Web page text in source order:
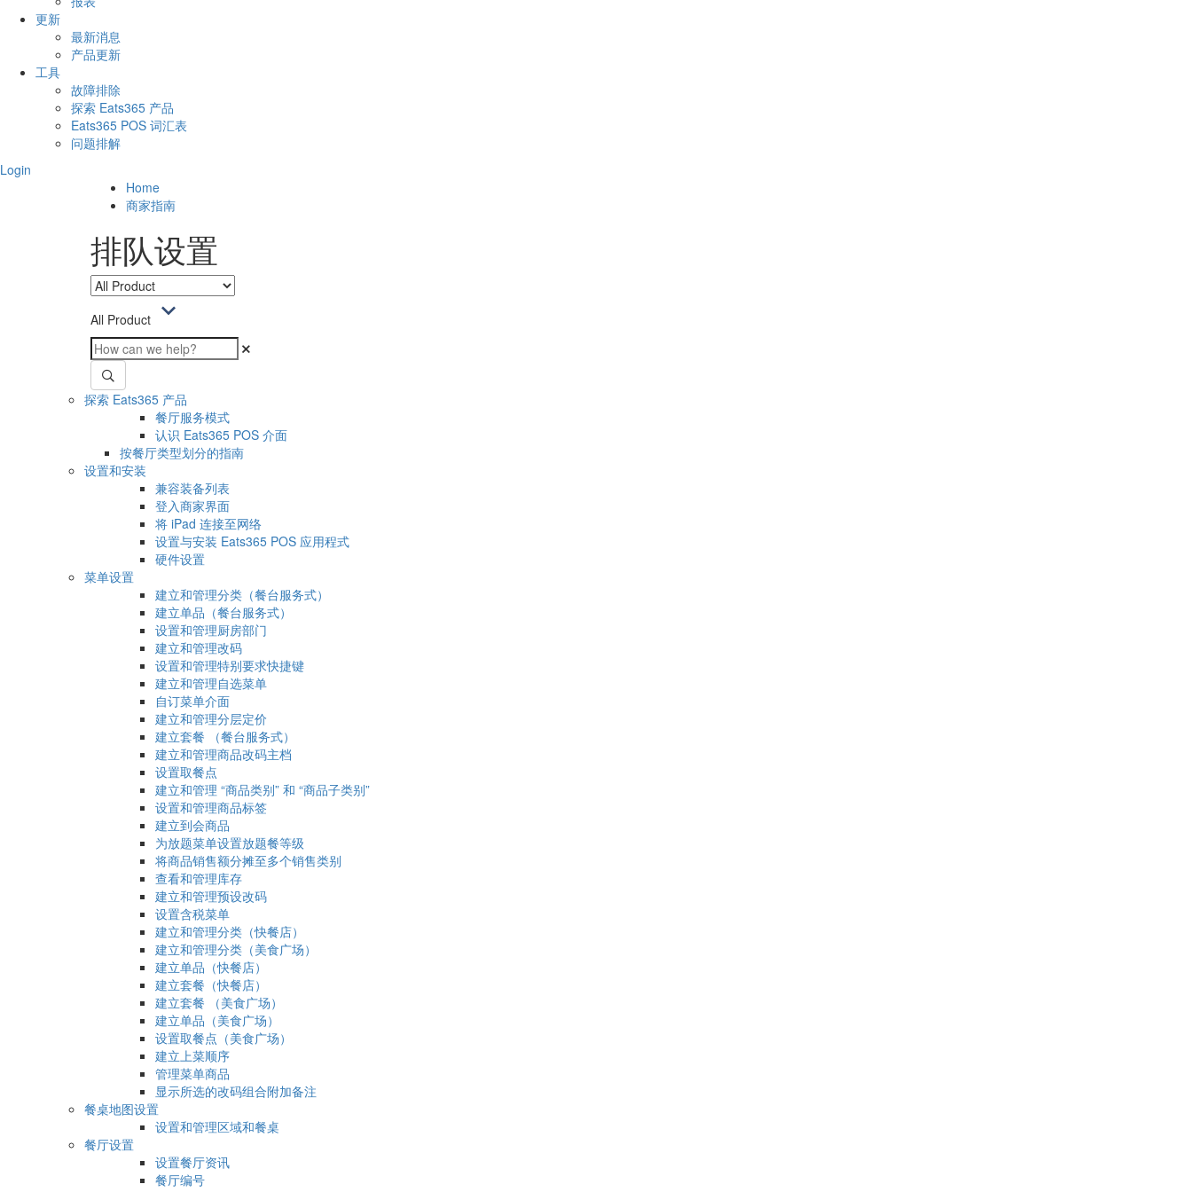
更新
最新消息
产品更新
工具
故障排除
探索 Eats365 产品
Eats365 POS 词汇表
问题排解
Login
Home
商家指南
排队设置
All Product
探索 Eats365 产品
餐厅服务模式
认识 Eats365 POS 介面
按餐厅类型划分的指南
设置和安装
兼容装备列表
登入商家界面
将 iPad 连接至网络
设置与安装 Eats365 POS 应用程式
硬件设置
菜单设置
建立和管理分类（餐台服务式）
建立单品（餐台服务式）
设置和管理厨房部门
建立和管理改码
设置和管理特别要求快捷键
建立和管理自选菜单
自订菜单介面
建立和管理分层定价
建立套餐 （餐台服务式）
建立和管理商品改码主档
设置取餐点
建立和管理 “商品类别” 和 “商品子类别”
设置和管理商品标签
建立到会商品
为放题菜单设置放题餐等级
将商品销售额分摊至多个销售类别
查看和管理库存
建立和管理预设改码
设置含税菜单
建立和管理分类（快餐店）
建立和管理分类（美食广场）
建立单品（快餐店）
建立套餐（快餐店）
建立套餐 （美食广场）
建立单品（美食广场）
设置取餐点（美食广场）
建立上菜顺序
管理菜单商品
显示所选的改码组合附加备注
餐桌地图设置
设置和管理区域和餐桌
餐厅设置
设置餐厅资讯
餐厅编号